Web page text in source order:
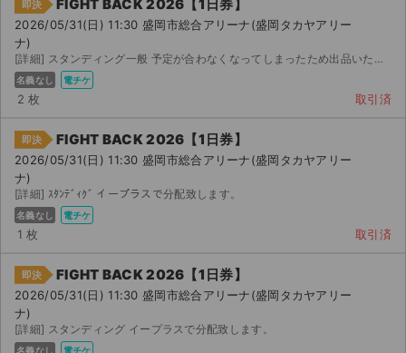
即決 FIGHT BACK 2026【1日券】
2026/05/31(日) 11:30 盛岡市総合アリーナ(盛岡タカヤアリー
ナ)
[詳細] スタンディング一般 予定が合わなくなってしまったため出品いたします。 次先行で購入 特典のス...
名義なし 電チケ
2 枚 取引済
即決 FIGHT BACK 2026【1日券】
2026/05/31(日) 11:30 盛岡市総合アリーナ(盛岡タカヤアリー
ナ)
[詳細] ｽﾀﾝﾃﾞｨｸﾞ イープラスで分配致します。
名義なし 電チケ
1 枚 取引済
即決 FIGHT BACK 2026【1日券】
2026/05/31(日) 11:30 盛岡市総合アリーナ(盛岡タカヤアリー
ナ)
[詳細] スタンディング イープラスで分配致します。
名義なし 電チケ